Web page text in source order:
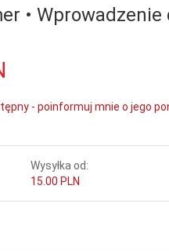
•
- poinformuj mnie o jego
Wysyłka od:
15.00 PLN